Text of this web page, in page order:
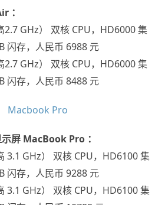
：
GHz） 双核 CPU，HD6000 集
闪存，人民币 6988 元
GHz） 双核 CPU，HD6000 集
闪存，人民币 8488 元
屏 MacBook Pro ：
3.1 GHz） 双核 CPU，HD6100 集
闪存，人民币 9288 元
3.1 GHz） 双核 CPU，HD6100 集